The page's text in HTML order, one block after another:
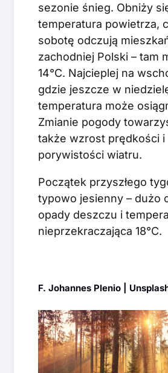
sezonie śnieg. Obniży
temperatura powietrza,
sobotę odczują
zachodniej Polski – tam
14°C. Najcieplej na
gdzie jeszcze w
temperatura może
Zmianie pogody
także wzrost prędkości i
porywistości wiatru.
Początek przyszłego
typowo jesienny – dużo
opady deszczu i
nieprzekraczająca 18°C.
F. Johannes Plenio |